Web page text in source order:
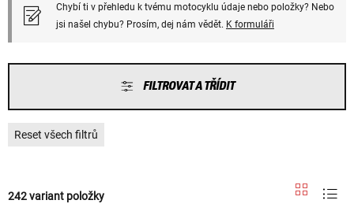
Chybí ti v přehledu k tvému motocyklu údaje nebo položky? Nebo
jsi našel chybu? Prosím, dej nám vědět. K formuláři
FILTROVAT A TŘÍDIT
Reset všech filtrů
242 variant položky